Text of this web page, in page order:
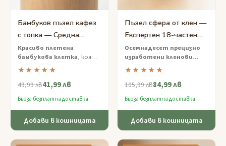
Бамбуков пъзел кафез
с топка — Средна
трудност,
предизвикателство за
освобождаване
Красиво плетена
бамбукова клетка, която
улавя дървена топка вътре
— разширете прътчетата
точно, за да освободите
★★★★★
49,99 лв41,99 лв
Бърза безплатна доставка
Добави в кошницата
Пъзел сфера от клен —
Експертен 18-частен
глобус
главоблъсканица
Осемнадесет прецизно
изработени кленови
части образуват
перфектна сфера — пъзел
от твърда дървесина на
смелите умове.
★★★★★
105,99 лв84,99 лв
Бърза безплатна доставка
Добави в кошницата